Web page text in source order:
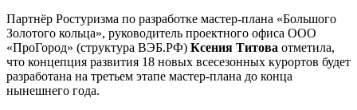
Партнёр Ростуризма по разработке мастер-плана «Большого
Золотого кольца», руководитель проектного офиса ООО
«ПроГород» (структура ВЭБ.РФ) Ксения Титова отметила,
что концепция развития 18 новых всесезонных курортов будет
разработана на третьем этапе мастер-плана до конца
нынешнего года.